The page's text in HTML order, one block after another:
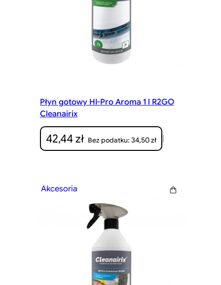
Płyn gotowy HI-Pro Aroma 1 l R2GO
Cleanairix
42,44zł Bez podatku: 34,50zł |
Akcesoria